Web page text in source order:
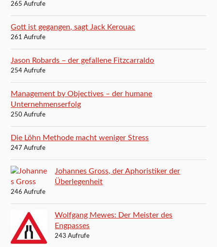
265 Aufrufe
Gott ist gegangen, sagt Jack Kerouac
261 Aufrufe
Jason Robards – der gefallene Fitzcarraldo
254 Aufrufe
Management by Objectives – der humane
Unternehmenserfolg
250 Aufrufe
Die Löhn Methode macht weniger Stress
247 Aufrufe
Johannes Gross, der Aphoristiker der
Überlegenheit
246 Aufrufe
Wolfgang Mewes: Der Meister des
Engpasses
243 Aufrufe